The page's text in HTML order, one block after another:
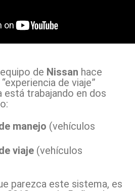
de Nissan hace
de viaje”
está trabajando en dos
manejo (vehículos
viaje (vehículos
parezca este sistema, es